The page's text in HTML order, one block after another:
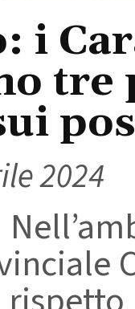
i
tre
2024